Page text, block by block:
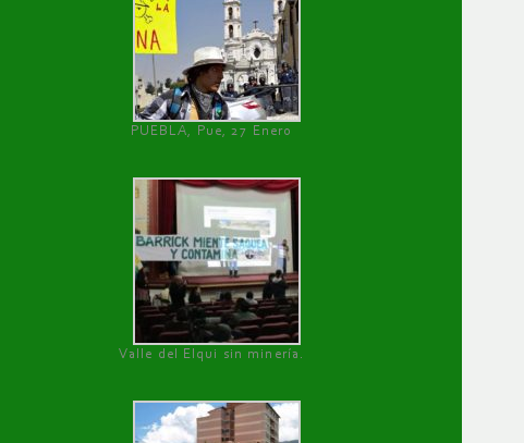
PUEBLA, Pue, 27 Enero
Valle del Elqui sin minería.